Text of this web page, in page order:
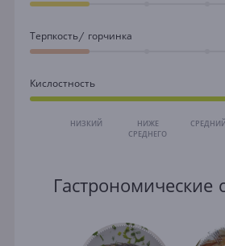
Терпкость/ горчинка
Кислостность
НИЗКИЙ
НИЖЕ
СРЕДНЕГО
СРЕДНИЙ
Гастрономические